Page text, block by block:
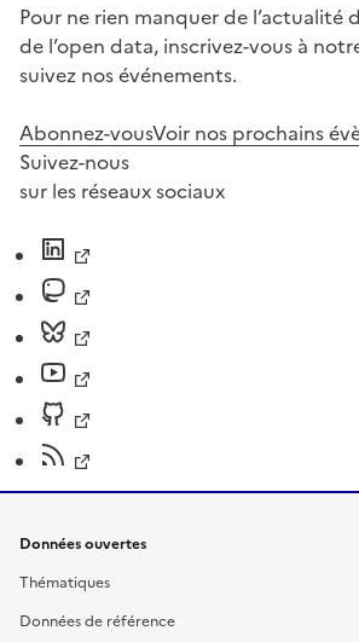
Pour ne rien manquer de l’actualité
de l’open data, inscrivez-vous à
suivez nos événements.
Abonnez-vousVoir nos prochains
Suivez-nous
sur les réseaux sociaux
Données ouvertes
Thématiques
Données de référence